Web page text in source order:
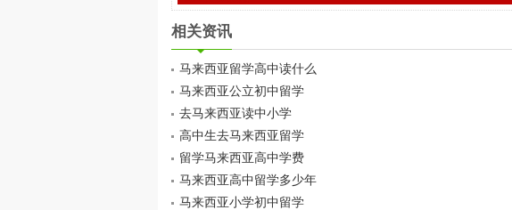
相关资讯
马来西亚留学高中读什么
马来西亚公立初中留学
去马来西亚读中小学
高中生去马来西亚留学
留学马来西亚高中学费
马来西亚高中留学多少年
马来西亚小学初中留学